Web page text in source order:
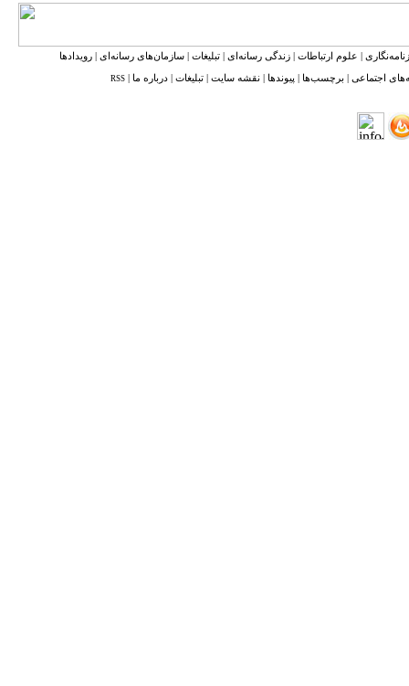
علوم ارتباطات |زندگی رسانه‌ای |تبلیغات سازمان‌های رسانه‌ای |رویدادها
اجتماعی برچسب‌ها پیوندها نقشه ‌سایت تبلیغات |درباره ما |
RSS